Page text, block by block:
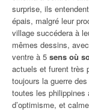
surprise, ils
épais, malgré leur
village succédera à
mêmes dessins,
ventre à 5 sens où
actuels et furent très
toujours la guerre
toutes les philippines
d’optimisme, et